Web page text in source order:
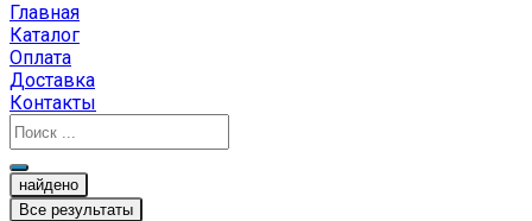
Главная
Каталог
Оплата
Доставка
Контакты
найдено
Все результаты